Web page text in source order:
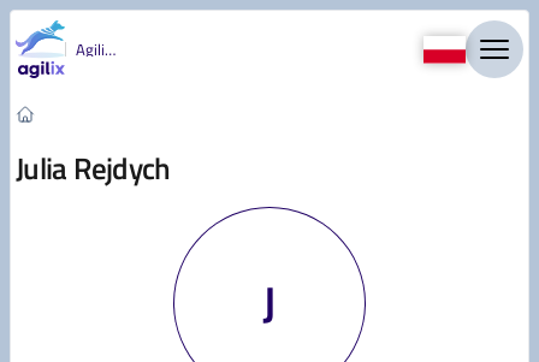
Przejdź do treści
Agility
Julia Rejdych
J